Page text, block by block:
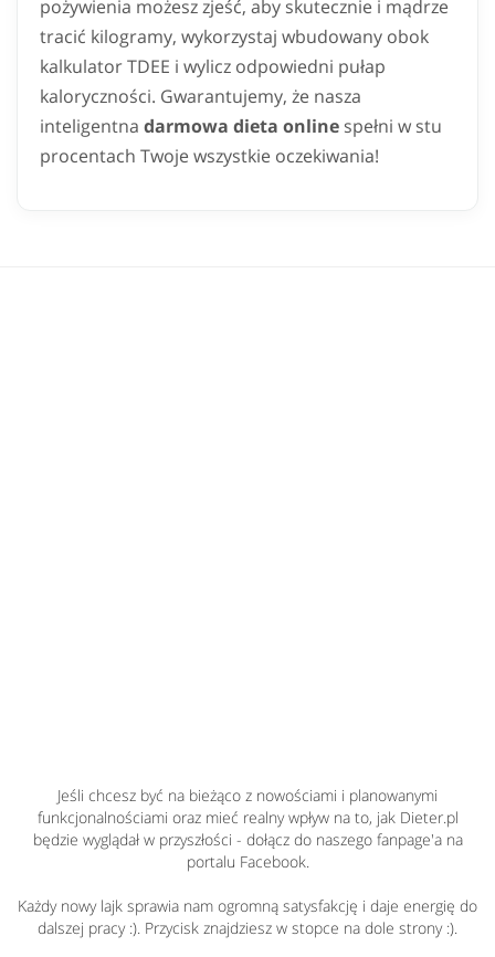
pożywienia możesz zjeść, aby skutecznie i mądrze
tracić kilogramy, wykorzystaj wbudowany obok
kalkulator TDEE i wylicz odpowiedni pułap
kaloryczności. Gwarantujemy, że nasza
inteligentna darmowa dieta online spełni w stu
procentach Twoje wszystkie oczekiwania!
Jeśli chcesz być na bieżąco z nowościami i planowanymi
funkcjonalnościami oraz mieć realny wpływ na to, jak Dieter.pl
będzie wyglądał w przyszłości - dołącz do naszego fanpage'a na
portalu Facebook.
Każdy nowy lajk sprawia nam ogromną satysfakcję i daje energię do
dalszej pracy :). Przycisk znajdziesz w stopce na dole strony :).